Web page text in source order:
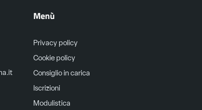
Menù
Privacy policy
Cookie policy
Consiglio in carica
Iscrizioni
Modulistica